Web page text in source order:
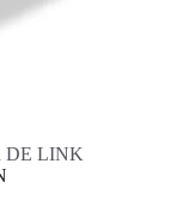
DE LINK